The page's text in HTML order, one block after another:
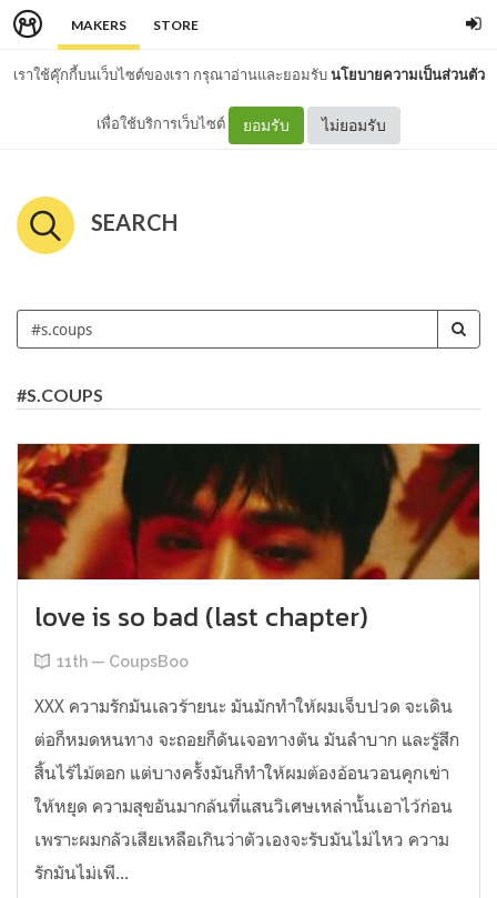
MAKERS STORE
เราใช้คุ๊กกี้บนเว็บไซต์ของเรา กรุณาอ่านและยอมรับนโยบายความเป็นส่วนตัว
เพื่อใช้บริการเว็บไซต์ ยอมรับ ไม่ยอมรับ
SEARCH
#S.COUPS
love is so bad (last chapter)
11th — CoupsBoo
XXX ความรักมันเลวร้ายนะ มันมักทำให้ผมเจ็บปวด จะเดิน
ต่อก็หมดหนทาง จะถอยก็ดันเจอทางตัน มันลำบาก และรู้สึก
สิ้นไร้ไม้ตอก แต่บางครั้งมันก็ทำให้ผมต้องอ้อนวอนคุกเข่า
ให้หยุด ความสุขอันมากล้นที่แสนวิเศษเหล่านั้นเอาไว้ก่อน
เพราะผมกลัวเสียเหลือเกินว่าตัวเองจะรับมันไม่ไหว ความ
รักมันไม่เพี...